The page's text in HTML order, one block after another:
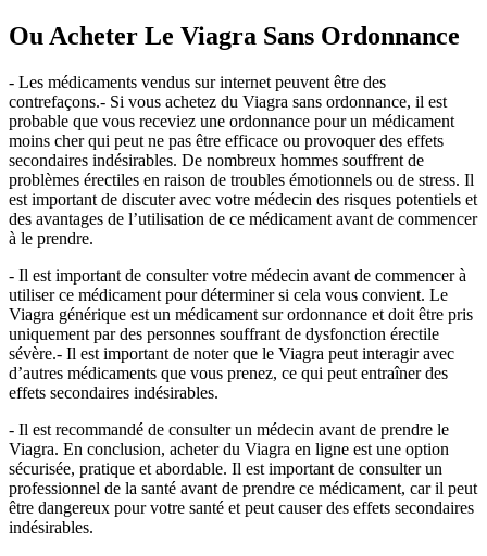
Ou Acheter Le Viagra Sans Ordonnance
- Les médicaments vendus sur internet peuvent être des
contrefaçons.- Si vous achetez du Viagra sans ordonnance, il est
probable que vous receviez une ordonnance pour un médicament
moins cher qui peut ne pas être efficace ou provoquer des effets
secondaires indésirables. De nombreux hommes souffrent de
problèmes érectiles en raison de troubles émotionnels ou de stress. Il
est important de discuter avec votre médecin des risques potentiels et
des avantages de l’utilisation de ce médicament avant de commencer
à le prendre.
- Il est important de consulter votre médecin avant de commencer à
utiliser ce médicament pour déterminer si cela vous convient. Le
Viagra générique est un médicament sur ordonnance et doit être pris
uniquement par des personnes souffrant de dysfonction érectile
sévère.- Il est important de noter que le Viagra peut interagir avec
d’autres médicaments que vous prenez, ce qui peut entraîner des
effets secondaires indésirables.
- Il est recommandé de consulter un médecin avant de prendre le
Viagra. En conclusion, acheter du Viagra en ligne est une option
sécurisée, pratique et abordable. Il est important de consulter un
professionnel de la santé avant de prendre ce médicament, car il peut
être dangereux pour votre santé et peut causer des effets secondaires
indésirables.